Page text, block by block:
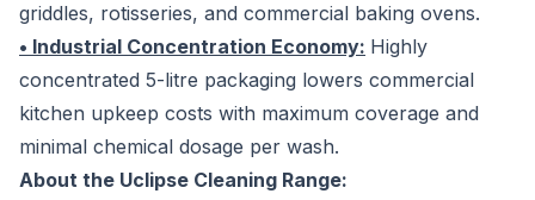
griddles, rotisseries, and commercial baking ovens.
• Industrial Concentration Economy: Highly
concentrated 5-litre packaging lowers commercial
kitchen upkeep costs with maximum coverage and
minimal chemical dosage per wash.
About the Uclipse Cleaning Range: